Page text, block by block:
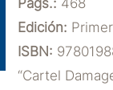
Edición:
ISBN:
“Cartel